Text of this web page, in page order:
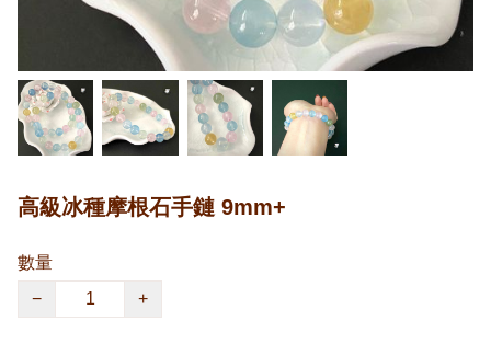
高級冰種摩根石手鏈 9mm+
數量
−
+